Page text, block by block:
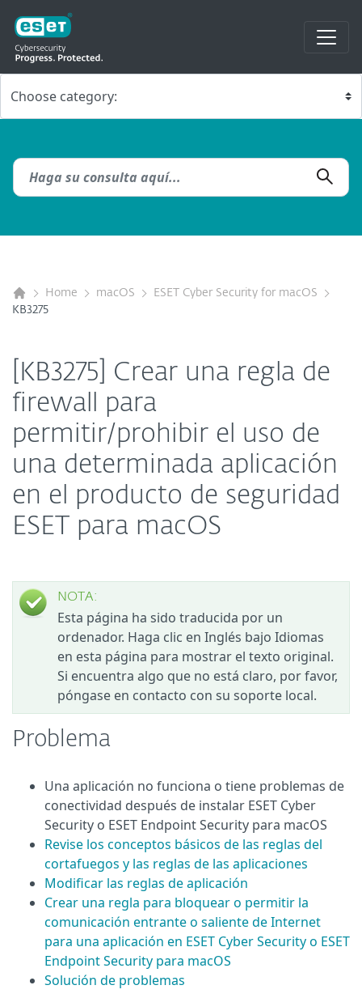
Home macOS
ESET Cyber Security for macOS
KB3275
[KB3275] Crear una regla de
firewall para
permitir/prohibir el uso de
una determinada aplicación
en el producto de seguridad
ESET para macOS
NOTA:
Esta página ha sido traducida por un
ordenador. Haga clic en Inglés bajo Idiomas
en esta página para mostrar el texto original.
Si encuentra algo que no está claro, por favor,
póngase en contacto con su soporte local.
Problema
Una aplicación no funciona o tiene problemas de
conectividad después de instalar ESET Cyber
Security o ESET Endpoint Security para macOS
Revise los conceptos básicos de las reglas del
cortafuegos y las reglas de las aplicaciones
Modificar las reglas de aplicación
Crear una regla para bloquear o permitir la
comunicación entrante o saliente de Internet
para una aplicación en ESET Cyber Security o ESET
Endpoint Security para macOS
Solución de problemas